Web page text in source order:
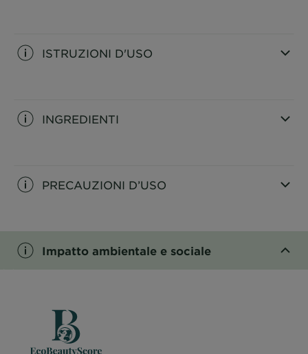
ISTRUZIONI D'USO
INGREDIENTI
PRECAUZIONI D’USO
Impatto ambientale e sociale